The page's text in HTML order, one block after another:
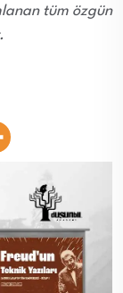
tüm özgün